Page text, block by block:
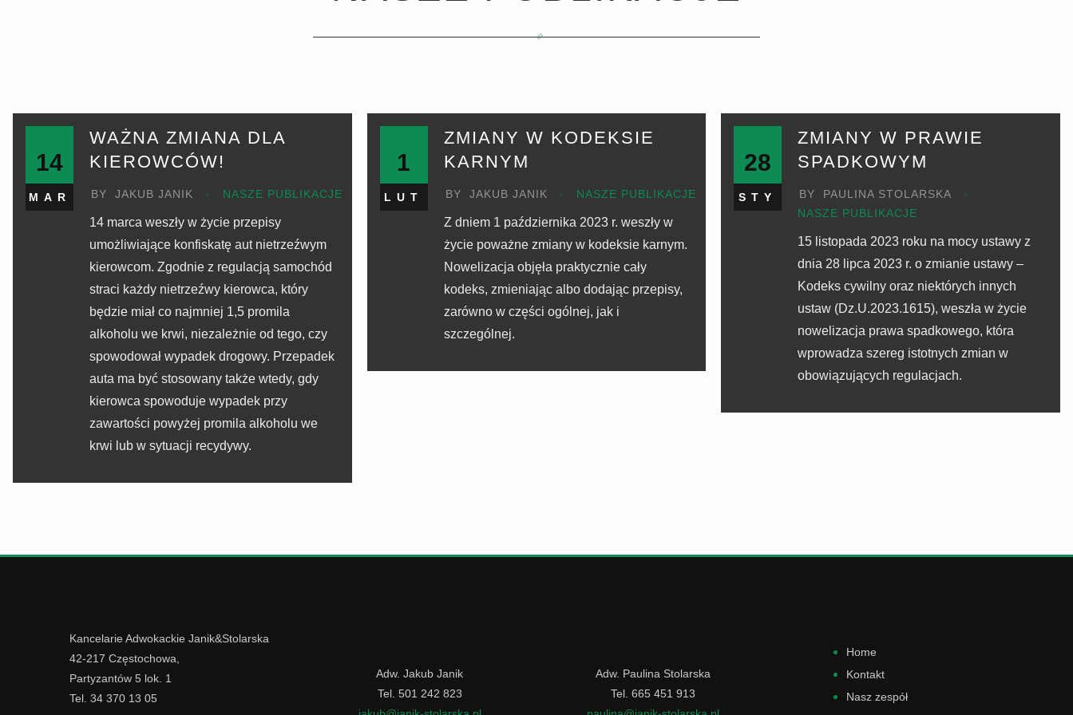
14
MAR
WAŻNA ZMIANA DLA
KIEROWCÓW!
BY JAKUB JANIK NASZE PUBLIKACJE
14 marca weszły w życie przepisy
umożliwiające konfiskatę aut nietrzeźwym
kierowcom. Zgodnie z regulacją samochód
straci każdy nietrzeźwy kierowca, który
będzie miał co najmniej 1,5 promila
alkoholu we krwi, niezależnie od tego, czy
spowodował wypadek drogowy. Przepadek
auta ma być stosowany także wtedy, gdy
kierowca spowoduje wypadek przy
zawartości powyżej promila alkoholu we
krwi lub w sytuacji recydywy.
1
LUT
ZMIANY W KODEKSIE
KARNYM
BY JAKUB JANIK NASZE PUBLIKACJE
Z dniem 1 października 2023 r. weszły w
życie poważne zmiany w kodeksie karnym.
Nowelizacja objęła praktycznie cały
kodeks, zmieniając albo dodając przepisy,
zarówno w części ogólnej, jak i
szczególnej.
28
STY
ZMIANY W PRAWIE
SPADKOWYM
BY
PAULINA STOLARSKA
NASZE PUBLIKACJE
15 listopada 2023 roku na mocy ustawy z
dnia 28 lipca 2023 r. o zmianie ustawy –
Kodeks cywilny oraz niektórych innych
ustaw (Dz.U.2023.1615), weszła w życie
nowelizacja prawa spadkowego, która
wprowadza szereg istotnych zmian w
obowiązujących regulacjach.
Kancelarie Adwokackie Janik&Stolarska
42-217 Częstochowa,
Partyzantów 5 lok. 1
Tel. 34 370 13 05
Adw. Jakub Janik
Tel. 501 242 823
Adw. Paulina Stolarska
Tel. 665 451 913
Home
Kontakt
Nasz zespół